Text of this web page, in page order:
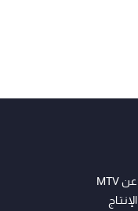
عن MTV
الإنـتـاج